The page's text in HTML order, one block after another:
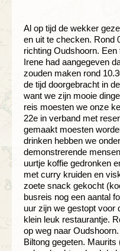
Al op tijd de wekker
en uit te checken. Rond
richting Oudshoorn.
Irene had aangegeven
zouden maken rond
de tijd doorgebracht in
want we zijn mooie
reis moesten we onze
22e in verband met
gemaakt moesten
drinken hebben we
demonstrerende
uurtje koffie gedronken
met curry kruiden en
zoete snack gekocht
busreis nog een aantal
uur zijn we gestopt voor
klein leuk restaurantje.
op weg naar
Biltong gegeten.